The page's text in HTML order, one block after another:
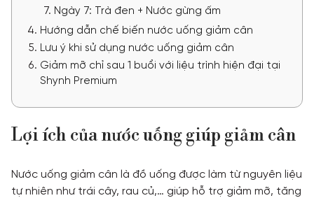
Ngày 7: Trà đen + Nước gừng ấm
Hướng dẫn chế biến nước uống giảm cân
Lưu ý khi sử dụng nước uống giảm cân
Giảm mỡ chỉ sau 1 buổi với liệu trình hiện đại tại
Shynh Premium
Lợi ích của nước uống giúp giảm cân
Nước uống giảm cân là đồ uống được làm từ nguyên liệu
tự nhiên như trái cây, rau củ,… giúp hỗ trợ giảm mỡ, tăng